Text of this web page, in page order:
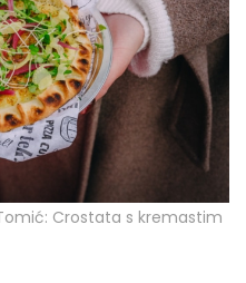
Crostata s kremastim